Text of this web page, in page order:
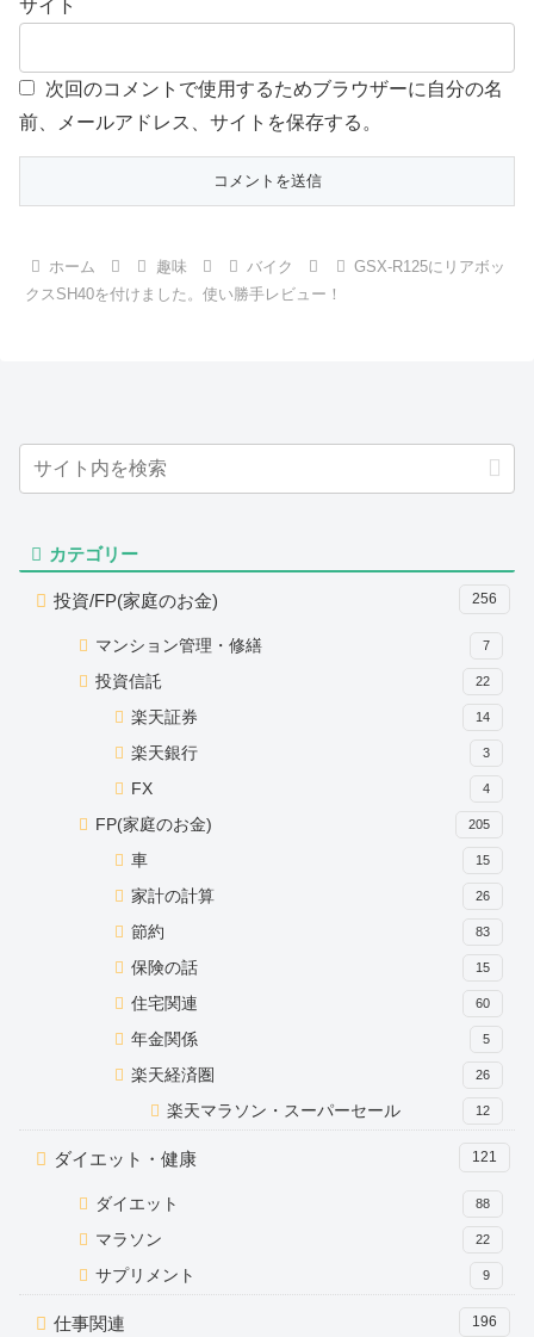
サイト
次回のコメントで使用するためブラウザーに自分の名
前、メールアドレス、サイトを保存する。
ホーム 趣味 バイク
GSX-R125にリアボッ
クスSH40を付けました。使い勝手レビュー！
カテゴリー
投資/FP(家庭のお金) 256
マンション管理・修繕 7
投資信託 22
楽天証券 14
楽天銀行 3
FX 4
FP(家庭のお金) 205
車 15
家計の計算 26
節約 83
保険の話 15
住宅関連 60
年金関係 5
楽天経済圏 26
楽天マラソン・スーパーセール 12
ダイエット・健康 121
ダイエット 88
マラソン 22
サプリメント 9
仕事関連 196